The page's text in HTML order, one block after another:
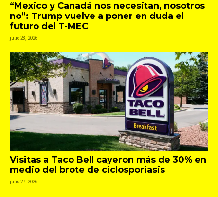
“Mexico y Canadá nos necesitan, nosotros
no”: Trump vuelve a poner en duda el
futuro del T-MEC
julio 28, 2026
Visitas a Taco Bell cayeron más de 30% en
medio del brote de ciclosporiasis
julio 27, 2026